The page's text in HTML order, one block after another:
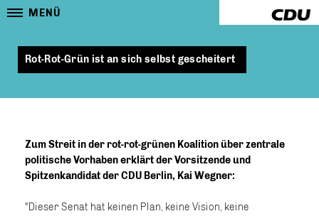
MENÜ
Rot-Rot-Grün ist an sich selbst gescheitert
Zum Streit in der rot-rot-grünen Koalition über zentrale
politische Vorhaben erklärt der Vorsitzende und
Spitzenkandidat der CDU Berlin, Kai Wegner:
"Dieser Senat hat keinen Plan, keine Vision, keine